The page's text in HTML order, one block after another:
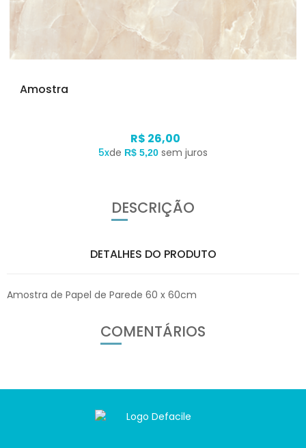
Amostra
R$ 26,00
5xde R$ 5,20 sem juros
DESCRIÇÃO
DETALHES DO PRODUTO
Amostra de Papel de Parede 60 x 60cm
COMENTÁRIOS